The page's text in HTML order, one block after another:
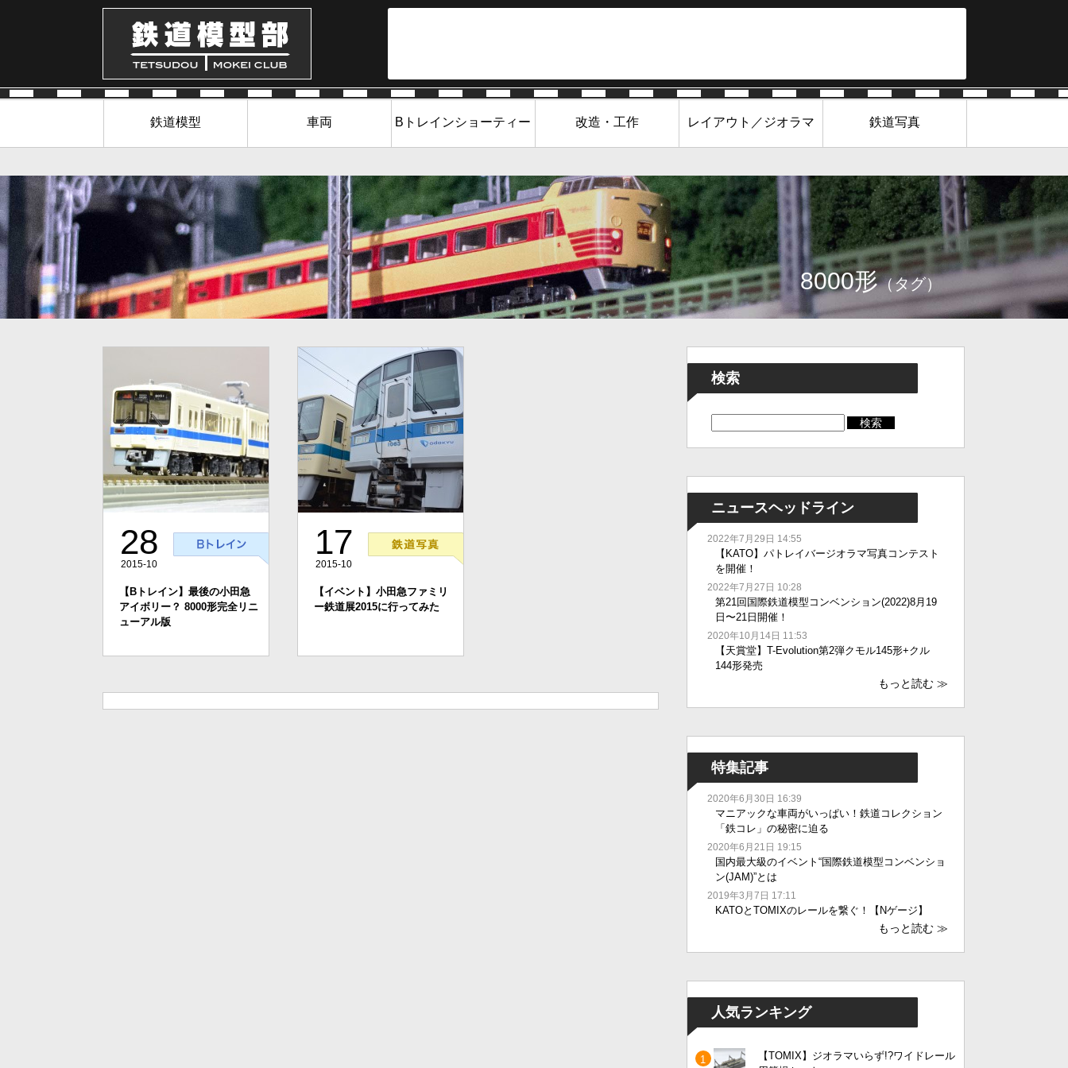
鉄道模型 車両 Bトレインショーティー 改造・工作 レイアウト／ジオラマ 鉄道写真
8000形（タグ）
28
2015-10
【Bトレイン】最後の小田急
アイボリー？ 8000形完全リニ
ューアル版
17
2015-10
【イベント】小田急ファミリ
ー鉄道展2015に行ってみた
検索
ニュースヘッドライン
2022年7月29日 14:55
【KATO】パトレイバージオラマ写真コンテスト
を開催！
2022年7月27日 10:28
第21回国際鉄道模型コンベンション(2022)8月19
日〜21日開催！
2020年10月14日 11:53
【天賞堂】T-Evolution第2弾クモル145形+クル
144形発売
もっと読む≫
特集記事
2020年6月30日 16:39
マニアックな車両がいっぱい！鉄道コレクション
「鉄コレ」の秘密に迫る
2020年6月21日 19:15
国内最大級のイベント“国際鉄道模型コンベンショ
ン(JAM)”とは
2019年3月7日 17:11
KATOとTOMIXのレールを繋ぐ！【Nゲージ】
もっと読む≫
人気ランキング
【TOMIX】ジオラマいらず!?ワイドレール